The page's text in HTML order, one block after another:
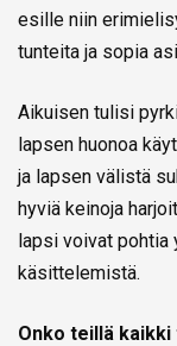
esille niin
tunteita ja sopia
Aikuisen tulisi
lapsen huonoa
ja lapsen välistä
hyviä keinoja
lapsi voivat pohtia
käsittelemistä.
Onko teillä